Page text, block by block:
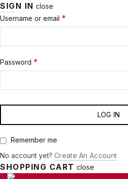
SIGN IN close
Username or email *
Password *
LOG IN
Remember me
No account yet? Create An Account
SHOPPING CART close